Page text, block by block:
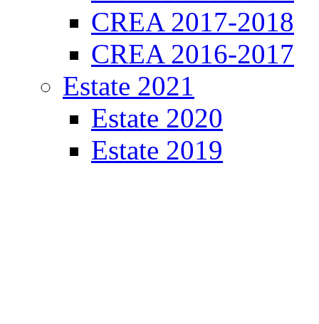
CREA 2017-2018
CREA 2016-2017
Estate 2021
Estate 2020
Estate 2019